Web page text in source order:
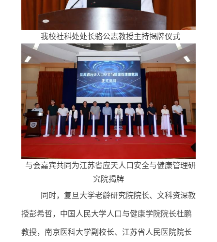
我校社科处处长骆公志教授主持揭牌仪式
与会嘉宾共同为江苏省应天人口安全与健康管理研
究院揭牌
同时，复旦大学老龄研究院院长、文科资深教
授彭希哲，中国人民大学人口与健康学院院长杜鹏
教授，南京医科大学副校长、江苏省人民医院院长